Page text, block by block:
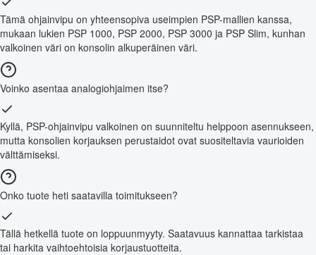
Tämä ohjainvipu on yhteensopiva useimpien PSP-mallien kanssa,
mukaan lukien PSP 1000, PSP 2000, PSP 3000 ja PSP Slim, kunhan
valkoinen väri on konsolin alkuperäinen väri.
Voinko asentaa analogiohjaimen itse?
Kyllä, PSP-ohjainvipu valkoinen on suunniteltu helppoon asennukseen,
mutta konsolien korjauksen perustaidot ovat suositeltavia vaurioiden
välttämiseksi.
Onko tuote heti saatavilla toimitukseen?
Tällä hetkellä tuote on loppuunmyyty. Saatavuus kannattaa tarkistaa
tai harkita vaihtoehtoisia korjaustuotteita.